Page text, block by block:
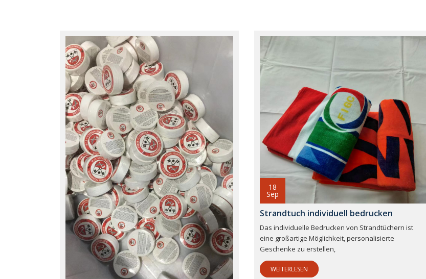
18
Sep
Strandtuch individuell bedrucken
Das individuelle Bedrucken von Strandtüchern ist
eine großartige Möglichkeit, personalisierte
Geschenke zu erstellen,
WEITERLESEN